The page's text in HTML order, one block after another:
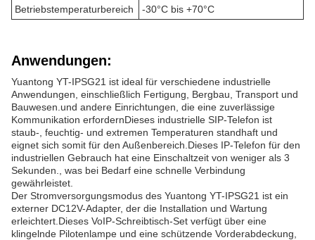
Betriebstemperaturbereich -30°C bis +70°C
Anwendungen:
Yuantong YT-IPSG21 ist ideal für verschiedene industrielle
Anwendungen, einschließlich Fertigung, Bergbau, Transport und
Bauwesen.und andere Einrichtungen, die eine zuverlässige
Kommunikation erfordernDieses industrielle SIP-Telefon ist
staub-, feuchtig- und extremen Temperaturen standhaft und
eignet sich somit für den Außenbereich.Dieses IP-Telefon für den
industriellen Gebrauch hat eine Einschaltzeit von weniger als 3
Sekunden., was bei Bedarf eine schnelle Verbindung
gewährleistet.
Der Stromversorgungsmodus des Yuantong YT-IPSG21 ist ein
externer DC12V-Adapter, der die Installation und Wartung
erleichtert.Dieses VoIP-Schreibtisch-Set verfügt über eine
klingelnde Pilotenlampe und eine schützende Vorderabdeckung,